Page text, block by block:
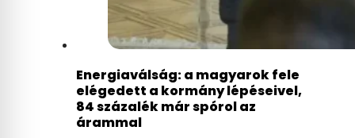
Energiaválság: a magyarok fele
elégedett a kormány lépéseivel,
84 százalék már spórol az
árammal